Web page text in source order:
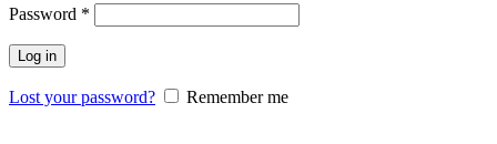
Password *
Log in
Lost your password? Remember me